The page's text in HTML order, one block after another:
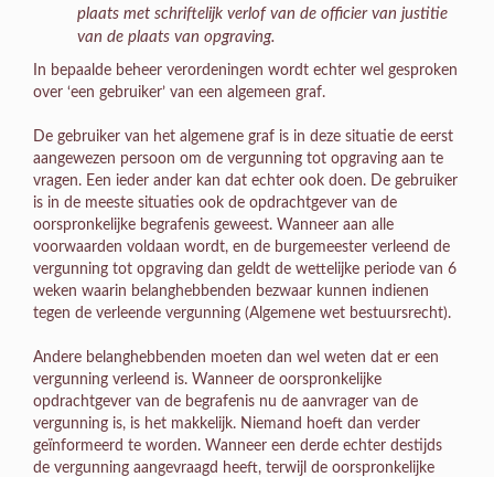
plaats met schriftelijk verlof van de officier van justitie
van de plaats van opgraving.
In bepaalde beheer verordeningen wordt echter wel gesproken
over ‘een gebruiker’ van een algemeen graf.
De gebruiker van het algemene graf is in deze situatie de eerst
aangewezen persoon om de vergunning tot opgraving aan te
vragen. Een ieder ander kan dat echter ook doen. De gebruiker
is in de meeste situaties ook de opdrachtgever van de
oorspronkelijke begrafenis geweest. Wanneer aan alle
voorwaarden voldaan wordt, en de burgemeester verleend de
vergunning tot opgraving dan geldt de wettelijke periode van 6
weken waarin belanghebbenden bezwaar kunnen indienen
tegen de verleende vergunning (Algemene wet bestuursrecht).
Andere belanghebbenden moeten dan wel weten dat er een
vergunning verleend is. Wanneer de oorspronkelijke
opdrachtgever van de begrafenis nu de aanvrager van de
vergunning is, is het makkelijk. Niemand hoeft dan verder
geïnformeerd te worden. Wanneer een derde echter destijds
de vergunning aangevraagd heeft, terwijl de oorspronkelijke